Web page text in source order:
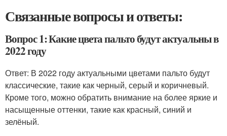
Связанные вопросы и ответы:
Вопрос 1: Какие цвета пальто будут актуальны в
2022 году
Ответ: В 2022 году актуальными цветами пальто будут
классические, такие как черный, серый и коричневый.
Кроме того, можно обратить внимание на более яркие и
насыщенные оттенки, такие как красный, синий и
зелёный.